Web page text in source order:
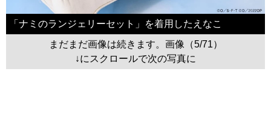
「ナミのランジェリーセット」を着用したえなこ
まだまだ画像は続きます。画像（5/71）
↓にスクロールで次の写真に